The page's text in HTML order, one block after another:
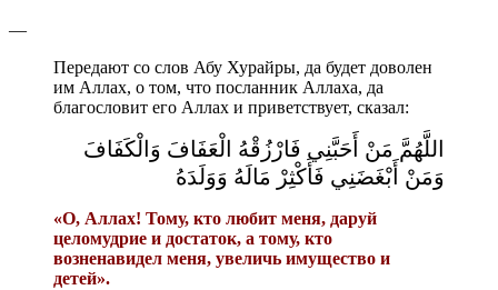
—
Передают со слов Абу Хурайры, да будет доволен
им Аллах, о том, что посланник Аллаха, да
благословит его Аллах и приветствует, сказал:
اللَّهُمَّ مَنْ أَحَبَّنِي فَارْزُقْهُ الْعَفَافَ وَالْكَفَافَ
وَمَنْ أَبْغَضَنِي فَأَكْثِرْ مَالَهُ وَوَلَدَهُ
«О, Аллах! Тому, кто любит меня, даруй
целомудрие и достаток, а тому, кто
возненавидел меня, увеличь имущество и
детей».